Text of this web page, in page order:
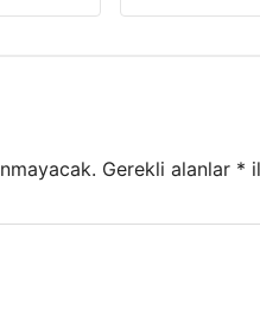
Gerekli alanlar *